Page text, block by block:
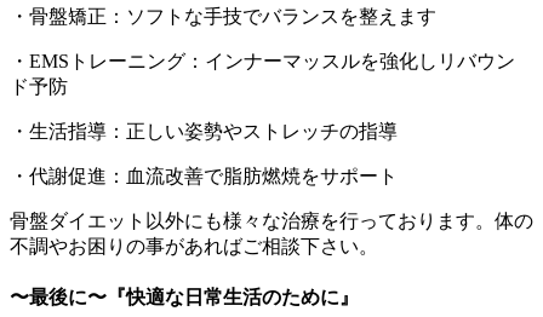
・骨盤矯正：ソフトな手技でバランスを整えます
・EMSトレーニング：インナーマッスルを強化しリバウン
ド予防
・生活指導：正しい姿勢やストレッチの指導
・代謝促進：血流改善で脂肪燃焼をサポート
骨盤ダイエット以外にも様々な治療を行っております。体の
不調やお困りの事があればご相談下さい。
〜最後に〜『快適な日常生活のために』